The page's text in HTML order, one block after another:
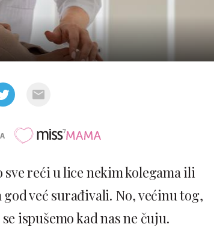
reći u lice nekim kolegama ili
već surađivali. No, većinu tog,
ispušemo kad nas ne čuju.